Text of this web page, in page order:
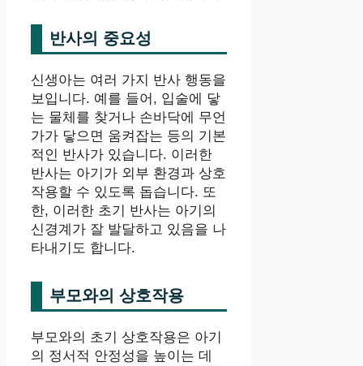
반사의 중요성
신생아는 여러 가지 반사 행동을
보입니다. 예를 들어, 입술에 닿
는 물체를 찾거나 손바닥에 무언
가가 닿으면 움켜잡는 등의 기본
적인 반사가 있습니다. 이러한
반사는 아기가 외부 환경과 상호
작용할 수 있도록 돕습니다. 또
한, 이러한 초기 반사는 아기의
신경계가 잘 발달하고 있음을 나
타내기도 합니다.
부모와의 상호작용
부모와의 초기 상호작용은 아기
의 정서적 안정성을 높이는 데